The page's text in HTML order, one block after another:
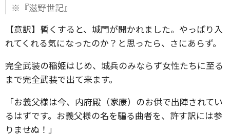
※『滋野世記』
【意訳】暫くすると、城門が開かれました。やっぱり入
れてくれる気になったのか？と思ったら、さにあらず。
完全武装の稲姫はじめ、城兵のみならず女性たちに至る
まで完全武装で出て来ます。
「お義父様は今、内府殿（家康）のお供で出陣されてい
るはずです。お義父様の名を騙る曲者を、許す訳には参
りませぬ！」